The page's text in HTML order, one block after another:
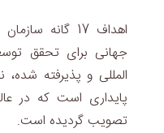
اهداف 17 گانه
جهانی برای تحقق
المللی و پذیرفته
پایداری است که در
تصویب گردیده است.